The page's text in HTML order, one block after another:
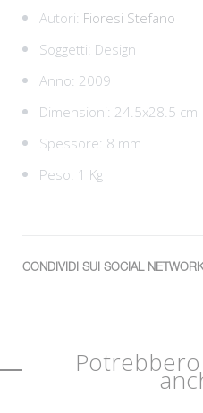
Autori: Fioresi Stefano
Soggetti: Design
Anno: 2009
Dimensioni: 24.5x28.5 cm
Spessore: 8 mm
Peso: 1 Kg
CONDIVIDI SUI SOCIAL NETWORK